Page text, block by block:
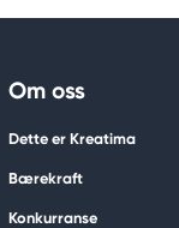
Om oss
Dette er Kreatima
Bærekraft
Konkurranse